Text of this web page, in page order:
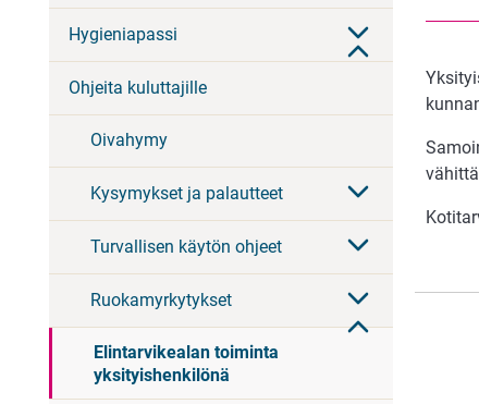
Hygieniapassi
Ohjeita kuluttajille
Oivahymy
Kysymykset ja palautteet
Turvallisen käytön ohjeet
Ruokamyrkytykset
Elintarvikealan toiminta
yksityishenkilönä